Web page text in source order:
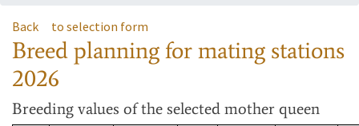
Back to selection form
Breed planning for mating stations
2026
Breeding values of the selected mother queen